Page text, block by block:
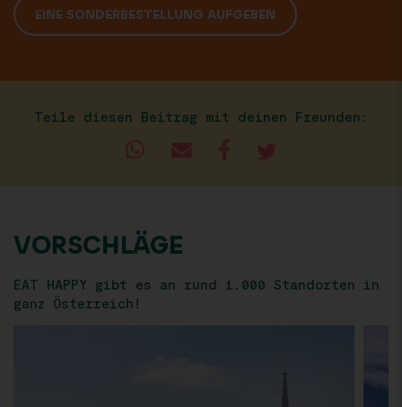
EINE SONDERBESTELLUNG AUFGEBEN
Teile diesen Beitrag mit deinen Freunden:
VORSCHLÄGE
EAT HAPPY gibt es an rund 1.000 Standorten in
ganz Österreich!